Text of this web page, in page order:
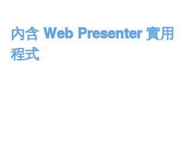
內含 Web Presenter 實用
程式